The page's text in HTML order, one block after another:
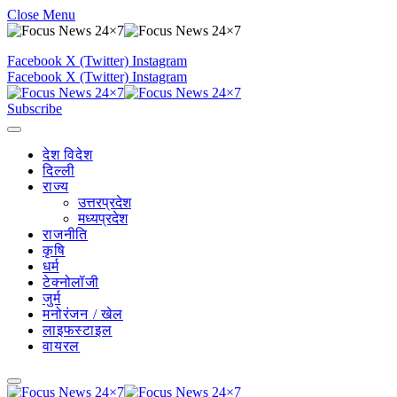
Close Menu
Facebook X (Twitter) Instagram
Facebook X (Twitter) Instagram
Subscribe
देश विदेश
दिल्ली
राज्य
उत्तरप्रदेश
मध्यप्रदेश
राजनीति
कृषि
धर्म
टेक्नोलॉजी
जुर्म
मनोरंजन / खेल
लाइफस्टाइल
वायरल